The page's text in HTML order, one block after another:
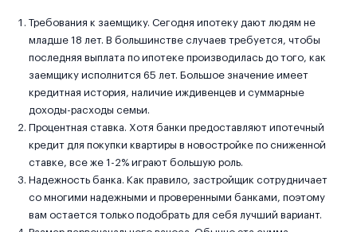
Требования к заемщику. Сегодня ипотеку дают людям не
младше 18 лет. В большинстве случаев требуется, чтобы
последняя выплата по ипотеке производилась до того, как
заемщику исполнится 65 лет. Большое значение имеет
кредитная история, наличие иждивенцев и суммарные
доходы-расходы семьи.
Процентная ставка. Хотя банки предоставляют ипотечный
кредит для покупки квартиры в новостройке по сниженной
ставке, все же 1-2% играют большую роль.
Надежность банка. Как правило, застройщик сотрудничает
со многими надежными и проверенными банками, поэтому
вам остается только подобрать для себя лучший вариант.